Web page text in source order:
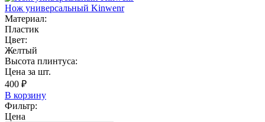
Нож универсальный Kinwenr
Материал:
Пластик
Цвет:
Желтый
Высота плинтуса:
Цена за шт.
400 ₽
В корзину
Фильтр:
Цена